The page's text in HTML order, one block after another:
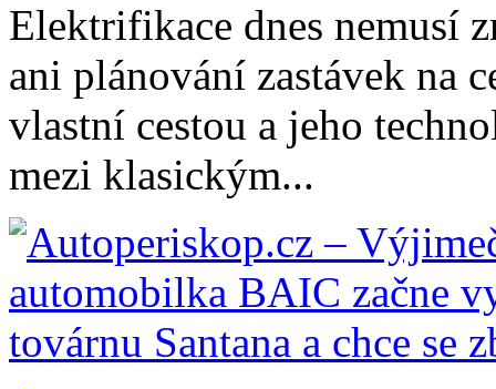
Elektrifikace dnes nemusí
ani plánování zastávek na
vlastní cestou a jeho
mezi klasickým...